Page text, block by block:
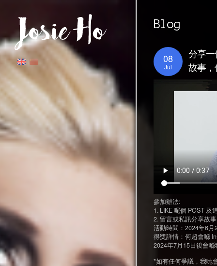
Blog
08
Jul
分享一
故事，
參加辦法:
1. LIKE 呢個 POST 及
2. 留言或私訊分享故事
活動時間：2024年6月
得獎詳情：何超會喺
2024年7月15日後會
*如有任何爭議，我哋